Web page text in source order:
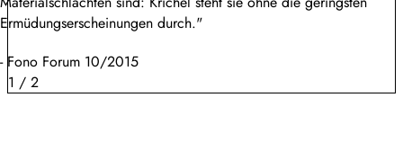
Ermüdungserscheinungen durch."
- Fono Forum 10/2015
1 / 2